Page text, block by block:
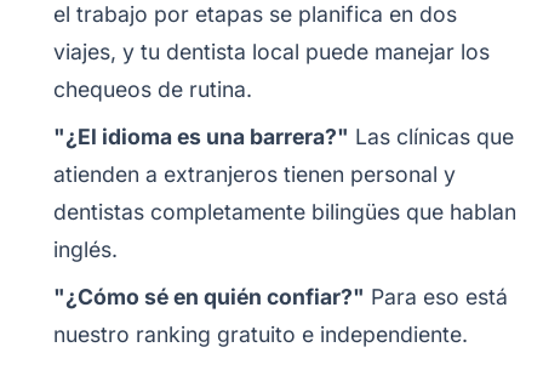
el trabajo por etapas se planifica en dos
viajes, y tu dentista local puede manejar los
chequeos de rutina.
"¿El idioma es una barrera?" Las clínicas que
atienden a extranjeros tienen personal y
dentistas completamente bilingües que hablan
inglés.
"¿Cómo sé en quién confiar?" Para eso está
nuestro ranking gratuito e independiente.